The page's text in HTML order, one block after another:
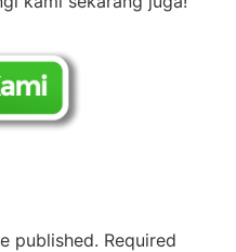
published. Required